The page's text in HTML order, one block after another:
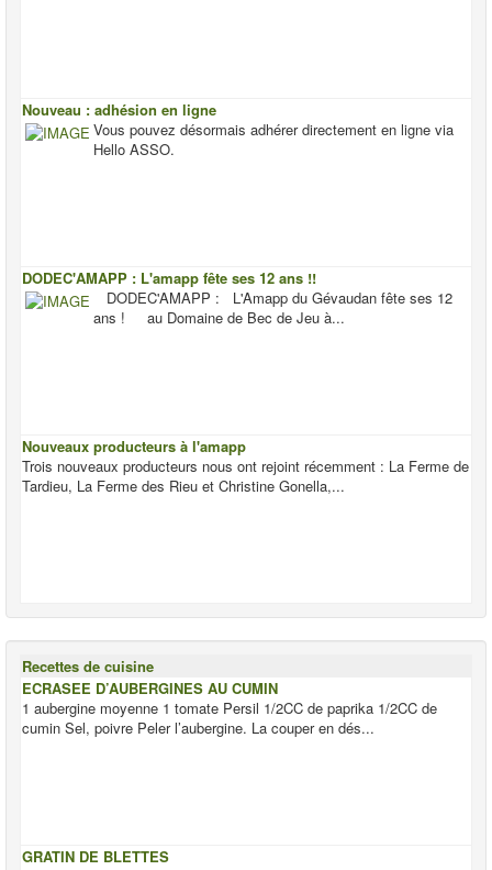
Nouveau : adhésion en ligne
Vous pouvez désormais adhérer directement en ligne via
Hello ASSO.
DODEC'AMAPP : L'amapp fête ses 12 ans !!
DODEC'AMAPP : L'Amapp du Gévaudan fête ses 12
ans ! au Domaine de Bec de Jeu à...
Nouveaux producteurs à l'amapp
Trois nouveaux producteurs nous ont rejoint récemment : La Ferme de
Tardieu, La Ferme des Rieu et Christine Gonella,...
Recettes de cuisine
ECRASEE D’AUBERGINES AU CUMIN
1 aubergine moyenne 1 tomate Persil 1/2CC de paprika 1/2CC de
cumin Sel, poivre Peler l’aubergine. La couper en dés...
GRATIN DE BLETTES